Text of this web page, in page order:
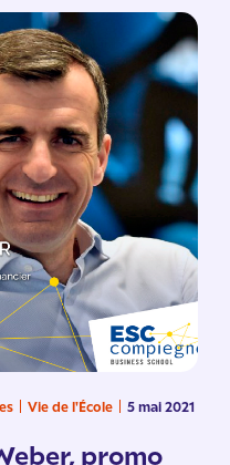
Vie de l'École 5 mai 2021
promo